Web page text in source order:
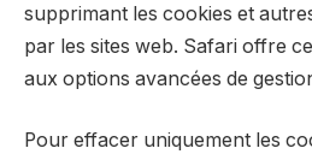
supprimant les cookies et
par les sites web. Safari offre
aux options avancées de
Pour effacer uniquement les